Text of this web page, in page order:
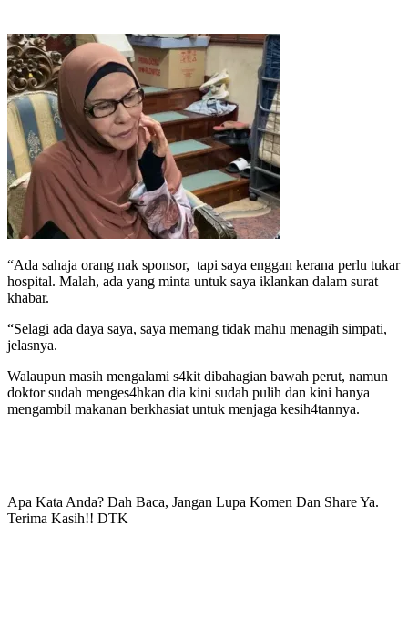
“Ada sahaja orang nak sponsor, tapi saya enggan kerana perlu tukar
hospital. Malah, ada yang minta untuk saya iklankan dalam surat
khabar.
“Selagi ada daya saya, saya memang tidak mahu menagih simpati,
jelasnya.
Walaupun masih mengalami s4kit dibahagian bawah perut, namun
doktor sudah menges4hkan dia kini sudah pulih dan kini hanya
mengambil makanan berkhasiat untuk menjaga kesih4tannya.
Apa Kata Anda? Dah Baca, Jangan Lupa Komen Dan Share Ya.
Terima Kasih!! DTK